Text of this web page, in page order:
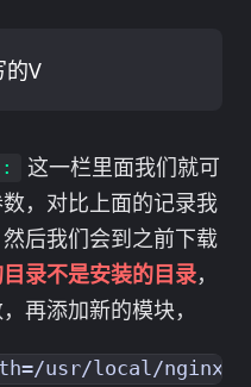
的V
这一栏里面我们就可
，对比上面的记录我
后我们会到之前下载
录不是安装的目录，
再添加新的模块，